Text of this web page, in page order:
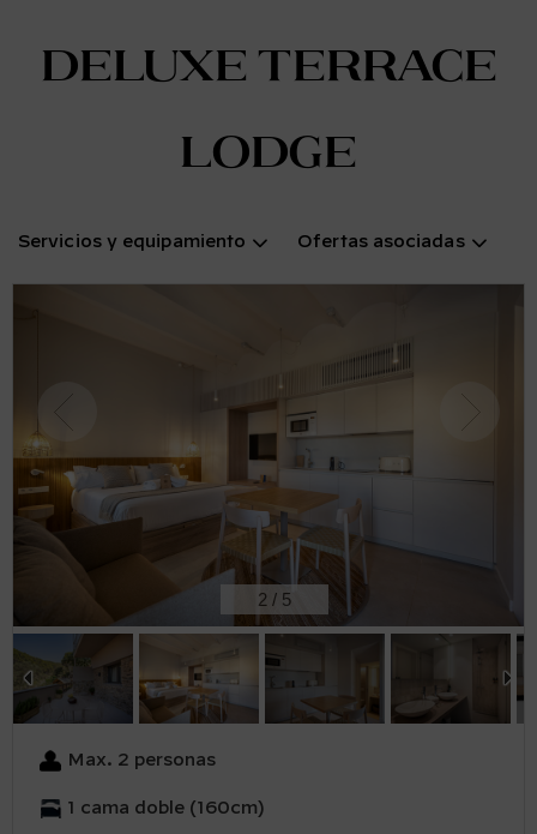
Deluxe Terrace
Lodge
Servicios y equipamiento Ofertas asociadas
2 / 5
Max. 2 personas
1 cama doble (160cm)